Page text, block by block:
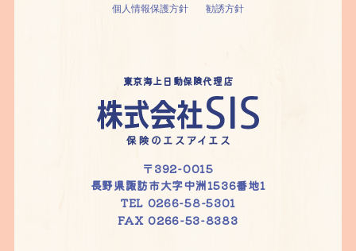
個人情報保護方針 勧誘方針
東京海上日動保険代理店
〒392-0015
長野県諏訪市大字中洲1536番地1
TEL 0266-58-5301
FAX 0266-53-8383